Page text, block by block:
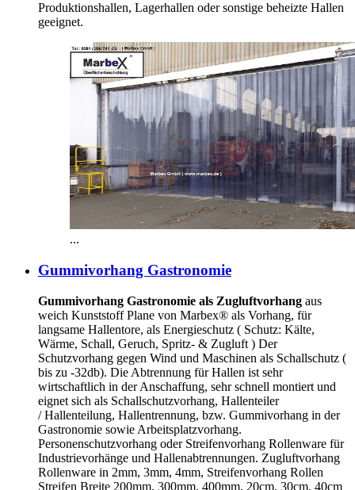
Produktionshallen, Lagerhallen oder sonstige beheizte Hallen
geeignet.
...
Gummivorhang Gastronomie
Gummivorhang Gastronomie als Zugluftvorhang aus
weich Kunststoff Plane von Marbex® als Vorhang, für
langsame Hallentore, als Energieschutz ( Schutz: Kälte,
Wärme, Schall, Geruch, Spritz- & Zugluft ) Der
Schutzvorhang gegen Wind und Maschinen als Schallschutz (
bis zu -32db). Die Abtrennung für Hallen ist sehr
wirtschaftlich in der Anschaffung, sehr schnell montiert und
eignet sich als Schallschutzvorhang, Hallenteiler
/Hallenteilung, Hallentrennung, bzw. Gummivorhang in der
Gastronomie sowie Arbeitsplatzvorhang.
Personenschutzvorhang oder Streifenvorhang Rollenware für
Industrievorhänge und Hallenabtrennungen. Zugluftvorhang
Rollenware in 2mm, 3mm, 4mm, Streifenvorhang Rollen
Streifen Breite 200mm, 300mm, 400mm, 20cm, 30cm, 40cm